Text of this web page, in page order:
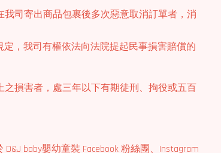
司寄出商品包裹後多次惡意取消訂單者，消
，我司有權依法向法院提起民事損害賠償的
損害者，處三年以下有期徒刑、拘役或五百
baby嬰幼童裝 Facebook 粉絲團、Instagram